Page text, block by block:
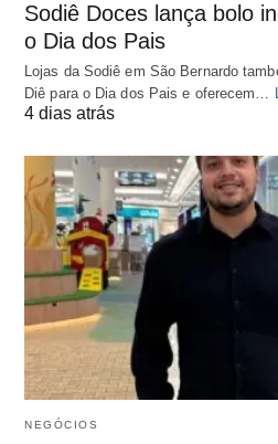
Sodiê Doces lança bolo
o Dia dos Pais
Lojas da Sodiê em São Bernardo
Diê para o Dia dos Pais e oferecem…
4 dias atrás
NEGÓCIOS